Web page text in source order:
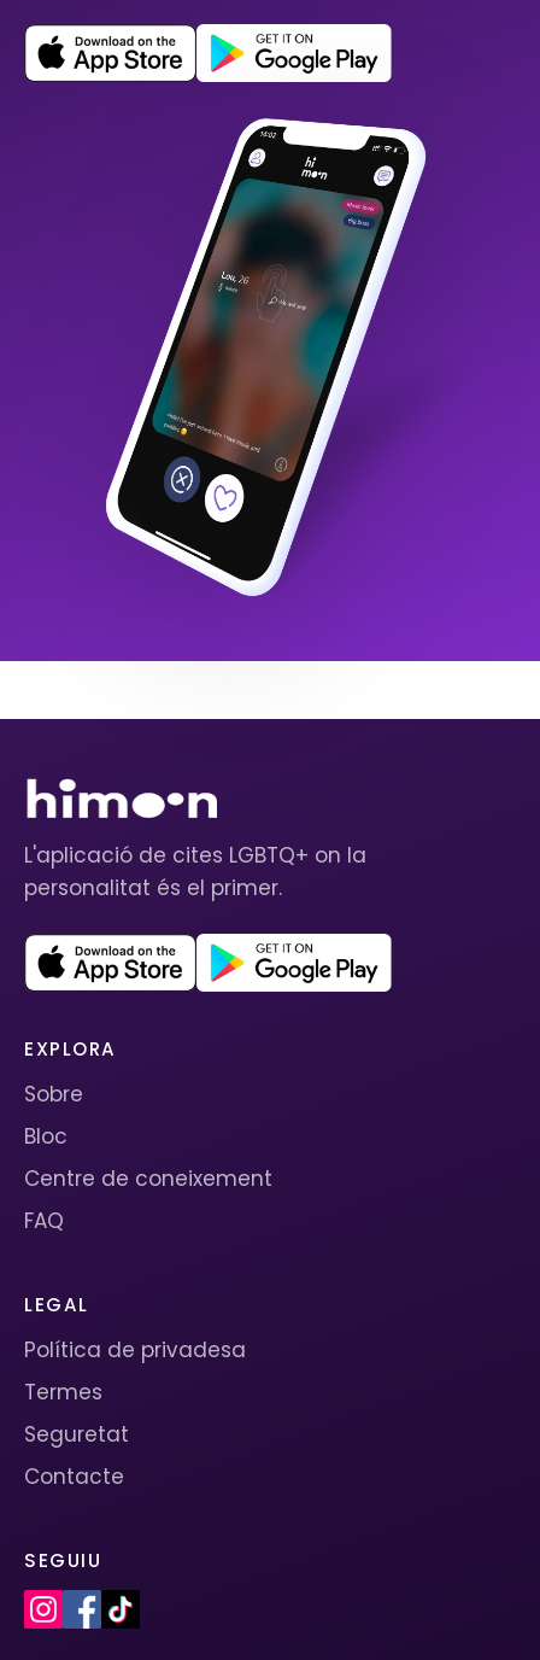
L'aplicació de cites LGBTQ+ on la
personalitat és el primer.
EXPLORA
Sobre
Bloc
Centre de coneixement
FAQ
LEGAL
Política de privadesa
Termes
Seguretat
Contacte
SEGUIU